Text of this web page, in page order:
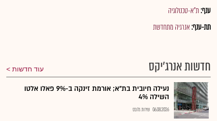
ענף:ת"א-טכנולוגיה
תת-ענף:אנרגיה מתחדשת
חדשות אנרג'יקס עוד חדשות
נעילה חיובית בת"א; אורמת זינקה ב-9% פאלו אלטו
השילה 4%
06.08.2026 שירות גלובס